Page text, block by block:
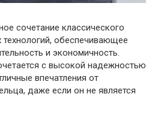
сочетание классического
обеспечивающее
и экономичность.
с высокой надежностью
впечатления от
даже если он не является